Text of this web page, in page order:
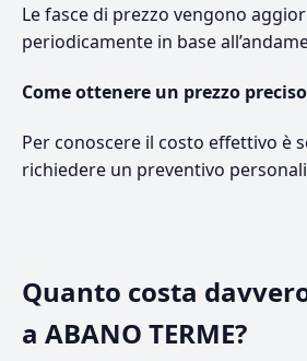
Le fasce di prezzo vengono
periodicamente in base
Come ottenere un prezzo
Per conoscere il costo effettivo è
richiedere un preventivo
Quanto costa
a ABANO TERME?